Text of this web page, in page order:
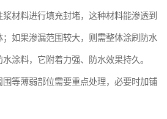
材料进行填充封堵，这种材料能渗透到
如果渗漏范围较大，则需整体涂刷防水
涂料，它附着力强、防水效果持久。
等薄弱部位需要重点处理，必要时加铺